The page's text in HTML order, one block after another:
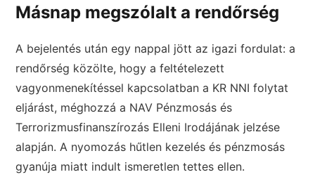
Másnap megszólalt a rendőrség
A bejelentés után egy nappal jött az igazi fordulat: a
rendőrség közölte, hogy a feltételezett
vagyonmenekítéssel kapcsolatban a KR NNI folytat
eljárást, méghozzá a NAV Pénzmosás és
Terrorizmusfinanszírozás Elleni Irodájának jelzése
alapján. A nyomozás hűtlen kezelés és pénzmosás
gyanúja miatt indult ismeretlen tettes ellen.